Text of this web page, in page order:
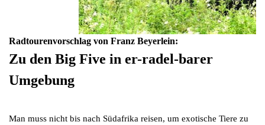
Radtourenvorschlag von Franz Beyerlein:
Zu den Big Five in er-radel-barer
Umgebung
Man muss nicht bis nach Südafrika reisen, um exotische Tiere zu